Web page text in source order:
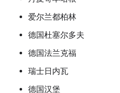
爱尔兰都柏林
德国杜塞尔多夫
德国法兰克福
瑞士日内瓦
德国汉堡